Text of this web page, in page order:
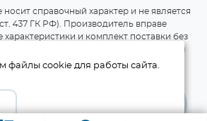
справочный характер и не является
437 ГК РФ). Производитель вправе
характеристики и комплект поставки без
данные приведены на официальном
файлы cookie для работы сайта.